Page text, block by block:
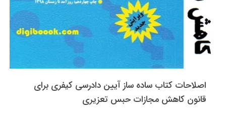
اصلاحات کتاب ساده ساز آیین دادرسی کیفری برای
قانون کاهش مجازات حبس تعزیری